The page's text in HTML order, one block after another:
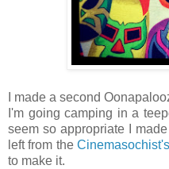
I made a second
I'm going camping in a
seem so appropriate I
left from the
to make it.